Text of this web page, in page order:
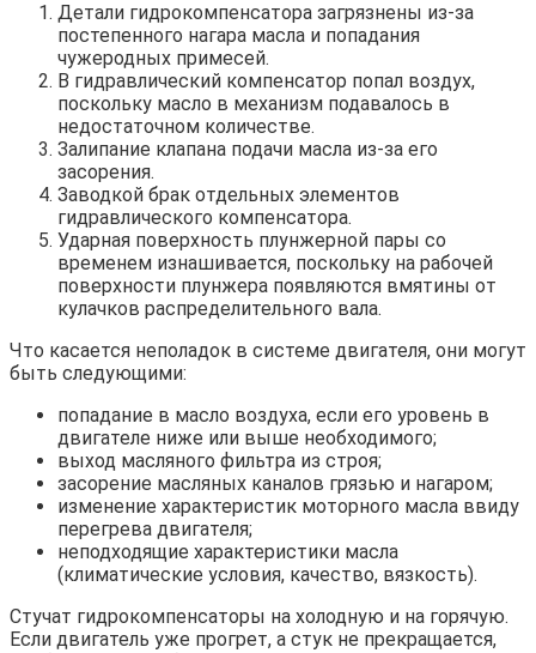
Детали гидрокомпенсатора загрязнены из-за
постепенного нагара масла и попадания
чужеродных примесей.
В гидравлический компенсатор попал воздух,
поскольку масло в механизм подавалось в
недостаточном количестве.
Залипание клапана подачи масла из-за его
засорения.
Заводкой брак отдельных элементов
гидравлического компенсатора.
Ударная поверхность плунжерной пары со
временем изнашивается, поскольку на рабочей
поверхности плунжера появляются вмятины от
кулачков распределительного вала.
Что касается неполадок в системе двигателя, они могут
быть следующими:
попадание в масло воздуха, если его уровень в
двигателе ниже или выше необходимого;
выход масляного фильтра из строя;
засорение масляных каналов грязью и нагаром;
изменение характеристик моторного масла ввиду
перегрева двигателя;
неподходящие характеристики масла
(климатические условия, качество, вязкость).
Стучат гидрокомпенсаторы на холодную и на горячую.
Если двигатель уже прогрет, а стук не прекращается,